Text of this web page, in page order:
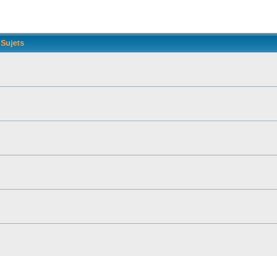
Sujets